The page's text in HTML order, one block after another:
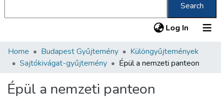
Search
Log In (current)
Communities & Collections
Statistics
Home Budapest Gyűjtemény
Különgyűjtemények
Sajtókivágat-gyűjtemény
Épül a nemzeti panteon
Épül a nemzeti panteon